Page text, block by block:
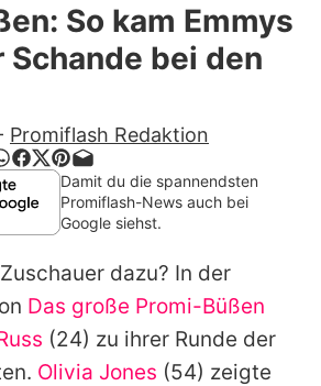
auf Promiflash
App runterladen
Team
Richtlinien
Impressum
So kam Emmys
Schande bei den
Promiflash Redaktion
Damit du die spannendsten
Promiflash-News auch bei
Google siehst.
dazu? In der
Das große Promi-Büßen
(24) zu ihrer Runde der
Olivia Jones (54) zeigte